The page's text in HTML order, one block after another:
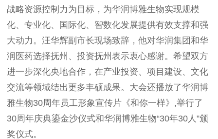
战略资源控制力为目标，为华润博雅生物实现规模
化、专业化、国际化、智数化发展提供有效支撑和强
大动力。汪华辉副市长现场致辞，他对华润集团和华
润医药选择抚州、投资抚州表示衷心感谢。希望双方
进一步深化央地合作，在产业投资、项目建设、文化
交流等领域结出更多丰硕成果。大会还播放了华润博
雅生物30周年员工形象宣传片《和你一样》,举行了
30周年庆典鎏金沙仪式和华润博雅生物“30年30人”颁
奖仪式。